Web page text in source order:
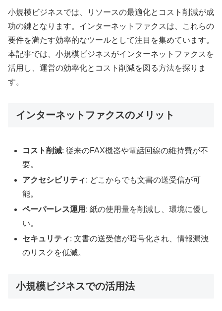
小規模ビジネスでは、リソースの最適化とコスト削減が成
功の鍵となります。インターネットファクスは、これらの
要件を満たす効率的なツールとして注目を集めています。
本記事では、小規模ビジネスがインターネットファクスを
活用し、運営の効率化とコスト削減を図る方法を探りま
す。
インターネットファクスのメリット
コスト削減: 従来のFAX機器や電話回線の維持費が不
要。
アクセシビリティ: どこからでも文書の送受信が可
能。
ペーパーレス運用 : 紙の使用量を削減し、環境に優し
い。
セキュリティ: 文書の送受信が暗号化され、情報漏洩
のリスクを低減。
小規模ビジネスでの活用法